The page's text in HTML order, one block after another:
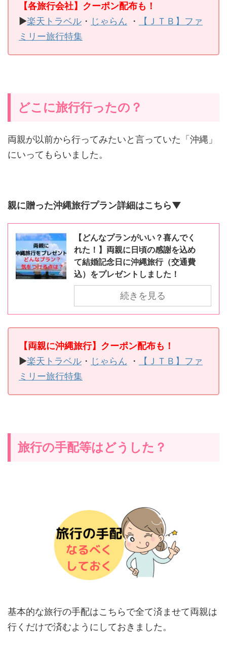
【各旅行会社】クーポン配布も！
▶楽天トラベル ・ じゃらん ・
【ＪＴＢ】ファ
ミリー旅行特集
どこに旅行行ったの？
両親が以前から行ってみたいと言っていた「沖縄」
にいってもらいました。
親に贈った沖縄旅行プラン詳細はこちら▼
【どんなプランがいい？喜んでく
れた！】両親に日頃の感謝を込め
て結婚記念日に沖縄旅行（交通費
込）をプレゼントしました！
続きを見る
【両親に沖縄旅行】クーポン配布も！
▶楽天トラベル ・ じゃらん ・
【ＪＴＢ】ファ
ミリー旅行特集
旅行の手配等はどうした？
基本的な旅行の手配はこちらで全て済ませて両親は
行くだけで済むようにしておきました。